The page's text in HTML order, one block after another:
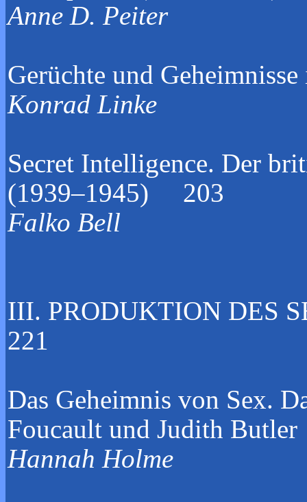
Anne
Gerüchte und
Konrad Linke
Secret Intelligence. Der
(1939–1945) 203
Falko Bell
III. PRODUKTION
221
Das Geheimnis von Sex.
Foucault und Judith
Hannah Holme